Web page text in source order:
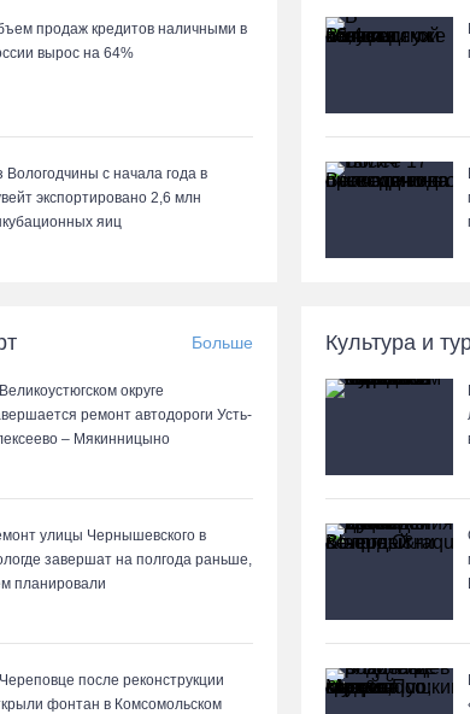
работников села
06.08.26 / 15:42
Вологжане
87-летний
Вологдой в
Четверых
распространения
общегородской
продаж кредитов наличными в
вырос на 64%
Вологодчины с начала года в
экспортировано 2,6 млн
яиц
Больше
округе
ремонт автодороги Усть-
– Мякинницыно
улицы Чернышевского в
завершат на полгода раньше,
планировали
после реконструкции
фонтан в Комсомольском
Культура и